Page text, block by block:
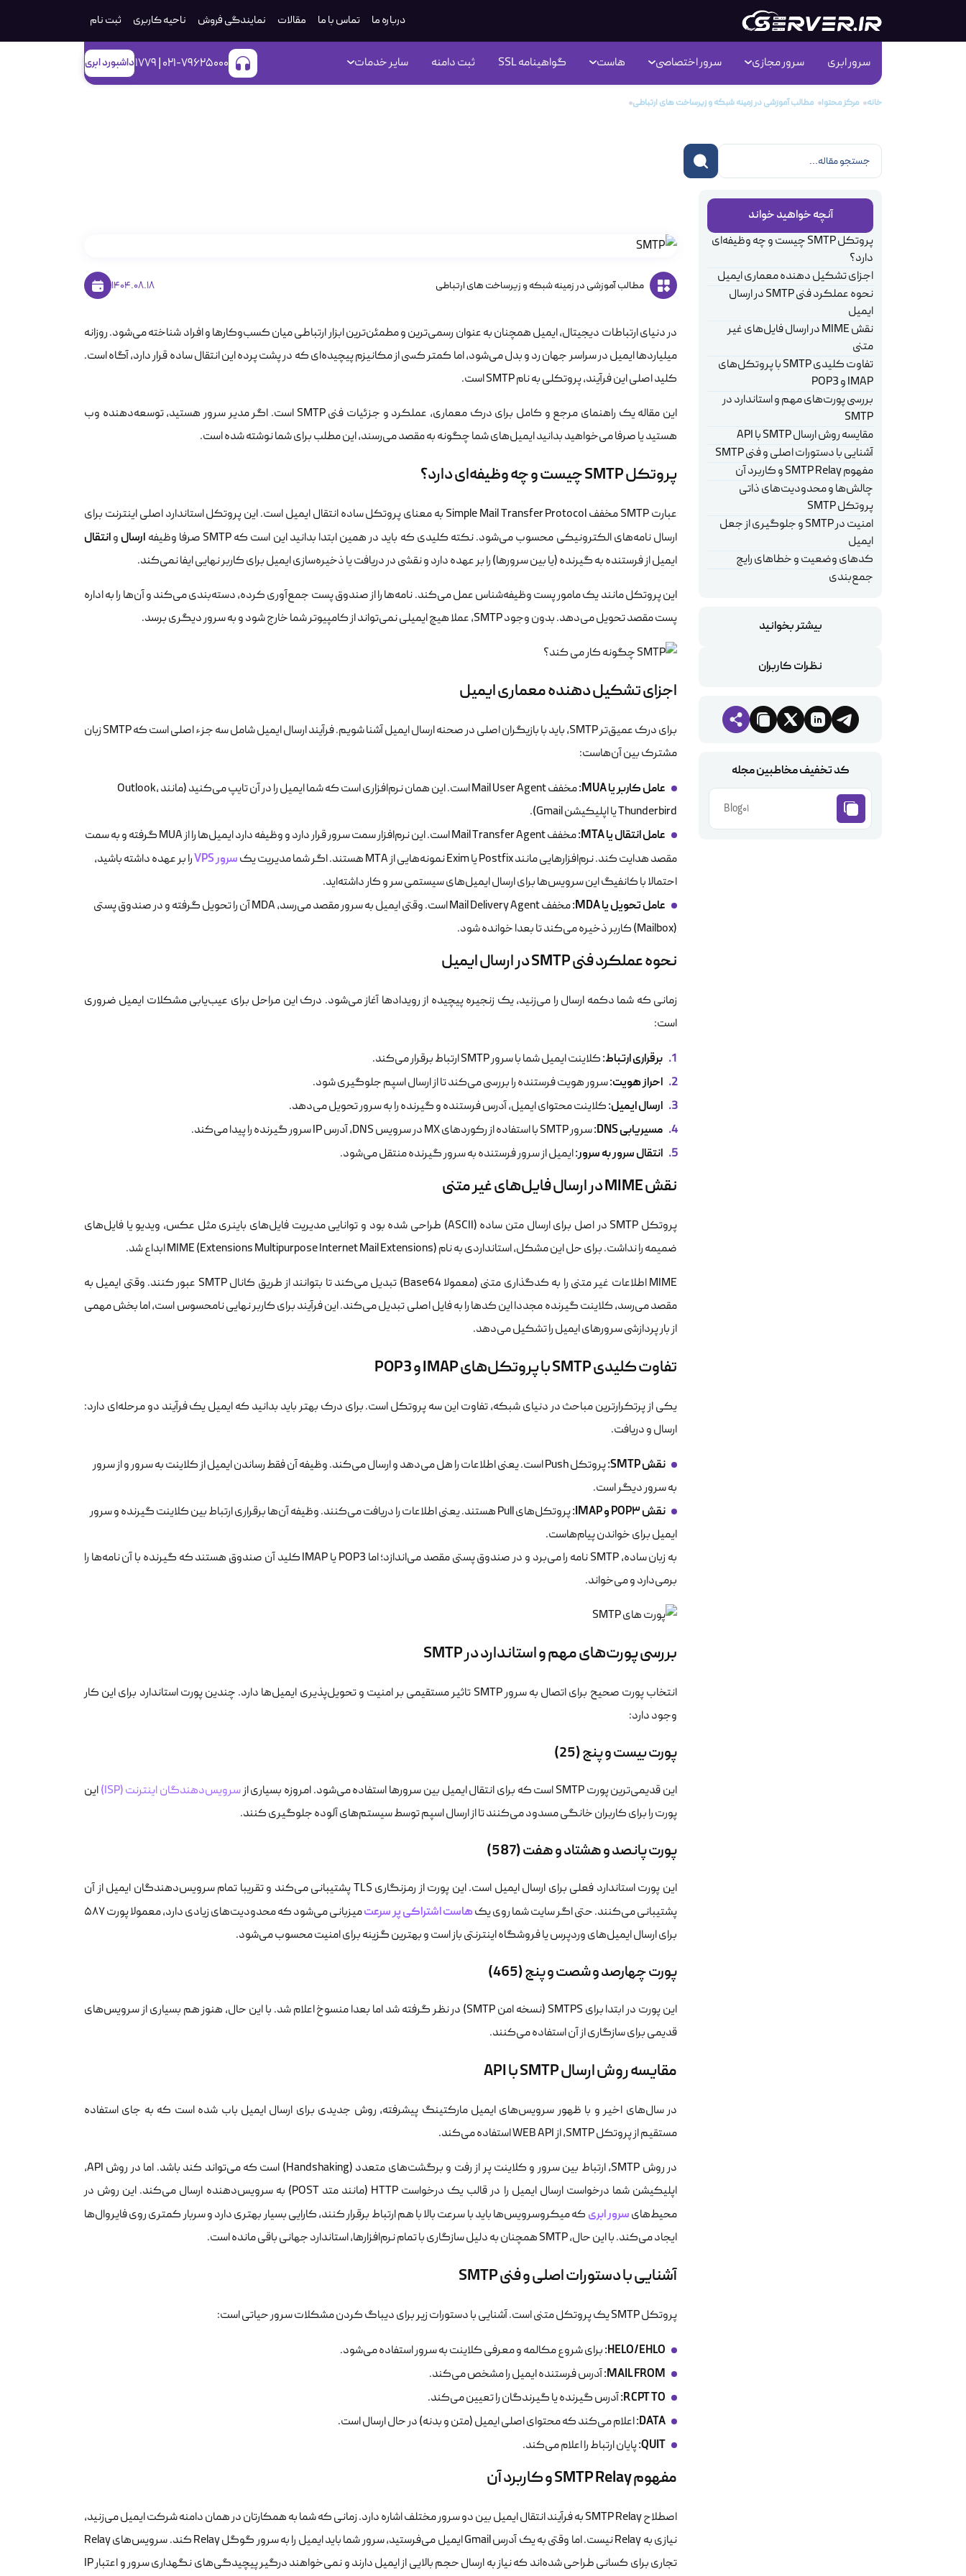
درباره ما تماس با ما مقالات نمایندگی فروش ناحیه کاربری ثبت‌ نام
سرور ابری سرور مجازی سرور اختصاصی هاست گواهینامه SSL ثبت دامنه سایر خدمات 021-79625000 | 1779 داشبورد ابری
خانه مرکز محتوا مطالب آموزشی در زمینه شبکه و زیرساخت های ارتباطی
آنچه خواهید خواند
پروتکل SMTP چیست و چه وظیفه‌ای
دارد؟
اجزای تشکیل دهنده معماری ایمیل
نحوه عملکرد فنی SMTP در ارسال
ایمیل
نقش MIME در ارسال فایل‌های غیر
متنی
تفاوت کلیدی SMTP با پروتکل‌های
IMAP و POP3
بررسی پورت‌های مهم و استاندارد در
SMTP
مقایسه روش ارسال SMTP با API
آشنایی با دستورات اصلی و فنی SMTP
مفهوم SMTP Relay و کاربرد آن
چالش‌ها و محدودیت‌های ذاتی
پروتکل SMTP
امنیت در SMTP و جلوگیری از جعل
ایمیل
کدهای وضعیت و خطاهای رایج
جمع‌بندی
بیشتر بخوانید
نظرات کاربران
کد تخفیف مخاطبین مجله
Blog01
مطالب آموزشی در زمینه شبکه و زیرساخت های ارتباطی 1404.08.18
در دنیای ارتباطات دیجیتال، ایمیل همچنان به عنوان رسمی‌ترین و مطمئن‌ترین ابزار ارتباطی میان کسب‌وکارها و افراد شناخته می‌شود. روزانه
میلیاردها ایمیل در سراسر جهان رد و بدل می‌شود، اما کمتر کسی از مکانیزم پیچیده‌ای که در پشت پرده این انتقال ساده قرار دارد، آگاه است.
کلید اصلی این فرآیند، پروتکلی به نام SMTP است.
این مقاله یک راهنمای مرجع و کامل برای درک معماری، عملکرد و جزئیات فنی SMTP است. اگر مدیر سرور هستید، توسعه‌دهنده وب
هستید یا صرفا می‌خواهید بدانید ایمیل‌های شما چگونه به مقصد می‌رسند، این مطلب برای شما نوشته شده است.
پروتکل SMTP چیست و چه وظیفه‌ای دارد؟
عبارت SMTP مخفف Simple Mail Transfer Protocol به معنای پروتکل ساده انتقال ایمیل است. این پروتکل استاندارد اصلی اینترنت برای
ارسال نامه‌های الکترونیکی محسوب می‌شود. نکته کلیدی که باید در همین ابتدا بدانید این است که SMTP صرفا وظیفه
ارسال وانتقال
ایمیل از فرستنده به گیرنده (یا بین سرورها) را بر عهده دارد و نقشی در دریافت یا ذخیره‌سازی ایمیل برای کاربر نهایی ایفا نمی‌کند.
این پروتکل مانند یک مامور پست وظیفه‌شناس عمل می‌کند. نامه‌ها را از صندوق پست جمع‌آوری کرده، دسته‌بندی می‌کند و آن‌ها را به اداره
پست مقصد تحویل می‌دهد. بدون وجود SMTP، عملا هیچ ایمیلی نمی‌تواند از کامپیوتر شما خارج شود و به سرور دیگری برسد.
اجزای تشکیل دهنده معماری ایمیل
برای درک عمیق‌تر SMTP، باید با بازیگران اصلی در صحنه ارسال ایمیل آشنا شویم. فرآیند ارسال ایمیل شامل سه جزء اصلی است که SMTP زبان
مشترک بین آن‌هاست:
عامل کاربر یا MUA:
مخفف Mail User Agent است. این همان نرم‌افزاری است که شما ایمیل را در آن تایپ می‌کنید (مانند Outlook،
Thunderbird یا اپلیکیشن Gmail).
عامل انتقال یا MTA:
مخفف Mail Transfer Agent است. این نرم‌افزار سمت سرور قرار دارد و وظیفه دارد ایمیل‌ها را از MUA گرفته و به سمت
مقصد هدایت کند. نرم‌افزارهایی مانند Postfix یا Exim نمونه‌هایی از MTA هستند. اگر شما مدیریت یک
سرور VPS
را بر عهده داشته باشید،
احتمالا با کانفیگ این سرویس‌ها برای ارسال ایمیل‌های سیستمی سر و کار داشته‌اید.
عامل تحویل یا MDA:
مخفف Mail Delivery Agent است. وقتی ایمیل به سرور مقصد می‌رسد، MDA آن را تحویل گرفته و در صندوق پستی
(Mailbox) کاربر ذخیره می‌کند تا بعدا خوانده شود.
نحوه عملکرد فنی SMTP در ارسال ایمیل
زمانی که شما دکمه ارسال را می‌زنید، یک زنجیره پیچیده از رویدادها آغاز می‌شود. درک این مراحل برای عیب‌یابی مشکلات ایمیل ضروری
است:
برقراری ارتباط:کلاینت ایمیل شما با سرور SMTP ارتباط برقرار می‌کند.
احراز هویت:سرور هویت فرستنده را بررسی می‌کند تا از ارسال اسپم جلوگیری شود.
ارسال ایمیل:کلاینت محتوای ایمیل، آدرس فرستنده و گیرنده را به سرور تحویل می‌دهد.
مسیر‌یابی DNS: سرور SMTP با استفاده از رکوردهای MX در سرویس DNS، آدرس IP سرور گیرنده را پیدا می‌کند.
انتقال سرور به سرور:ایمیل از سرور فرستنده به سرور گیرنده منتقل می‌شود.
نقش MIME در ارسال فایل‌های غیر متنی
پروتکل SMTP در اصل برای ارسال متن ساده (ASCII) طراحی شده بود و توانایی مدیریت فایل‌های باینری مثل عکس، ویدیو یا فایل‌های
ضمیمه را نداشت. برای حل این مشکل، استانداردی به نام MIME (Extensions Multipurpose Internet Mail Extensions) ابداع شد.
MIME اطلاعات غیر متنی را به کدگذاری متنی (معمولا Base64) تبدیل می‌کند تا بتوانند از طریق کانال SMTP عبور کنند. وقتی ایمیل به
مقصد می‌رسد، کلاینت گیرنده مجددا این کدها را به فایل اصلی تبدیل می‌کند. این فرآیند برای کاربر نهایی نامحسوس است، اما بخش مهمی
از بار پردازشی سرورهای ایمیل را تشکیل می‌دهد.
تفاوت کلیدی SMTP با پروتکل‌های IMAP و POP3
یکی از پرتکرارترین مباحث در دنیای شبکه، تفاوت این سه پروتکل است. برای درک بهتر باید بدانید که ایمیل یک فرآیند دو مرحله‌ای دارد:
ارسال و دریافت.
نقش SMTP:
پروتکل Push است. یعنی اطلاعات را هل می‌دهد و ارسال می‌کند. وظیفه آن فقط رساندن ایمیل از کلاینت به سرور و از سرور
به سرور دیگر است.
نقش POP3 و IMAP:
پروتکل‌های Pull هستند. یعنی اطلاعات را دریافت می‌کنند. وظیفه آن‌ها برقراری ارتباط بین کلاینت گیرنده و سرور
ایمیل برای خواندن پیام‌هاست.
به زبان ساده، SMTP نامه را می‌برد و در صندوق پستی مقصد می‌اندازد؛ اما POP3 یا IMAP کلید آن صندوق هستند که گیرنده با آن نامه‌ها را
برمی‌دارد و می‌خواند.
بررسی پورت‌های مهم و استاندارد در SMTP
انتخاب پورت صحیح برای اتصال به سرور SMTP تاثیر مستقیمی بر امنیت و تحویل‌پذیری ایمیل‌ها دارد. چندین پورت استاندارد برای این کار
وجود دارد:
پورت بیست و پنج (25)
این قدیمی‌ترین پورت SMTP است که برای انتقال ایمیل بین سرورها استفاده می‌شود. امروزه بسیاری از سرویس‌دهندگان اینترنت (ISP)
این
پورت را برای کاربران خانگی مسدود می‌کنند تا از ارسال اسپم توسط سیستم‌های آلوده جلوگیری کنند.
پورت پانصد و هشتاد و هفت (587)
این پورت استاندارد فعلی برای ارسال ایمیل است. این پورت از رمزنگاری TLS پشتیبانی می‌کند و تقریبا تمام سرویس‌دهندگان ایمیل از آن
پشتیبانی می‌کنند. حتی اگر سایت شما روی یکهاست اشتراکی پر سرعت
میزبانی می‌شود که محدودیت‌های زیادی دارد، معمولا پورت ۵۸۷
برای ارسال ایمیل‌های وردپرس یا فروشگاه اینترنتی باز است و بهترین گزینه برای امنیت محسوب می‌شود.
پورت چهارصد و شصت و پنج (465)
این پورت در ابتدا برای SMTPS (نسخه امن SMTP) در نظر گرفته شد اما بعدا منسوخ اعلام شد. با این حال، هنوز هم بسیاری از سرویس‌های
قدیمی برای سازگاری از آن استفاده می‌کنند.
مقایسه روش ارسال SMTP با API
در سال‌های اخیر و با ظهور سرویس‌های ایمیل مارکتینگ پیشرفته، روش جدیدی برای ارسال ایمیل باب شده است که به جای استفاده
مستقیم از پروتکل SMTP، از WEB API استفاده می‌کند.
در روش SMTP، ارتباط بین سرور و کلاینت پر از رفت و برگشت‌های متعدد (Handshaking) است که می‌تواند کند باشد. اما در روش API،
اپلیکیشن شما درخواست ارسال ایمیل را در قالب یک درخواست HTTP (مانند متد POST) به سرویس‌دهنده ارسال می‌کند. این روش در
محیط‌هایسرور ابری که میکروسرویس‌ها باید با سرعت بالا با هم ارتباط برقرار کنند، کارایی بسیار بهتری دارد و سربار کمتری روی فایروال‌ها
ایجاد می‌کند. با این حال، SMTP همچنان به دلیل سازگاری با تمام نرم‌افزارها، استاندارد جهانی باقی مانده است.
آشنایی با دستورات اصلی و فنی SMTP
پروتکل SMTP یک پروتکل متنی است. آشنایی با دستورات زیر برای دیباگ کردن مشکلات سرور حیاتی است:
HELO/EHLO: برای شروع مکالمه و معرفی کلاینت به سرور استفاده می‌شود.
MAIL FROM: آدرس فرستنده ایمیل را مشخص می‌کند.
RCPT TO: آدرس گیرنده یا گیرندگان را تعیین می‌کند.
DATA: اعلام می‌کند که محتوای اصلی ایمیل (متن و بدنه) در حال ارسال است.
QUIT: پایان ارتباط را اعلام می‌کند.
مفهوم SMTP Relay و کاربرد آن
اصطلاح SMTP Relay به فرآیند انتقال ایمیل بین دو سرور مختلف اشاره دارد. زمانی که شما به همکارتان در همان دامنه شرکت ایمیل می‌زنید،
نیازی به Relay نیست. اما وقتی به یک آدرس Gmail ایمیل می‌فرستید، سرور شما باید ایمیل را به سرور گوگل Relay کند. سرویس‌های Relay
تجاری برای کسانی طراحی شده‌اند که نیاز به ارسال حجم بالایی از ایمیل دارند و نمی‌خواهند درگیر پیچیدگی‌های نگهداری سرور و اعتبار IP